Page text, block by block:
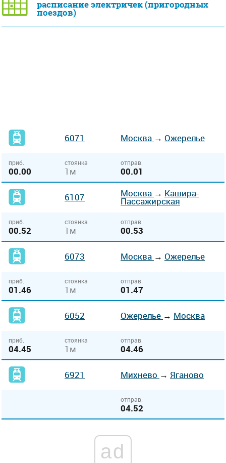
расписание электричек (пригородных
поездов)
6071 Москва → Ожерелье
приб.
00.00
стоянка
1м
отправ.
00.01
6107 Москва → Кашира-
Пассажирская
приб.
00.52
стоянка
1м
отправ.
00.53
6073 Москва → Ожерелье
приб.
01.46
стоянка
1м
отправ.
01.47
6052 Ожерелье → Москва
приб.
04.45
стоянка
1м
отправ.
04.46
6921 Михнево → Яганово
отправ.
04.52
ad